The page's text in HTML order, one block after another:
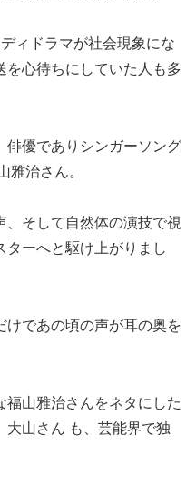
ィドラマが社会現象にな
を心待ちにしていた人も多
俳優でありシンガーソング
雅治さん。
そして自然体の演技で視
ターへと駆け上がりまし
けであの頃の声が耳の奥を
山雅治さんをネタにした
大山さん も、芸能界で独